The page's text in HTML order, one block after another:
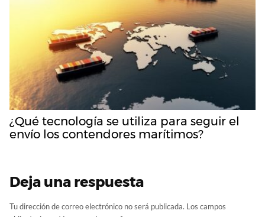
¿Qué tecnología se utiliza para seguir el
envío los contendores marítimos?
Deja una respuesta
Tu dirección de correo electrónico no será publicada. Los campos